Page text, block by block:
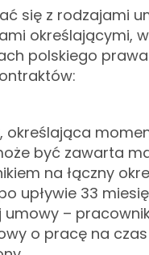
się z rodzajami
określającymi,
polskiego
określająca
być zawarta
na łączny
upływie 33
–
o pracę na